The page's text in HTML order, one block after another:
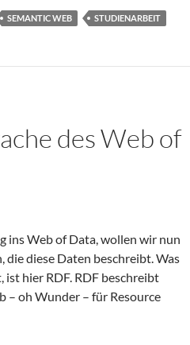
SEMANTIC WEB STUDIENARBEIT
des Web of
ins Web of Data, wollen wir nun
die diese Daten beschreibt. Was
ist hier RDF. RDF beschreibt
– oh Wunder – für Resource